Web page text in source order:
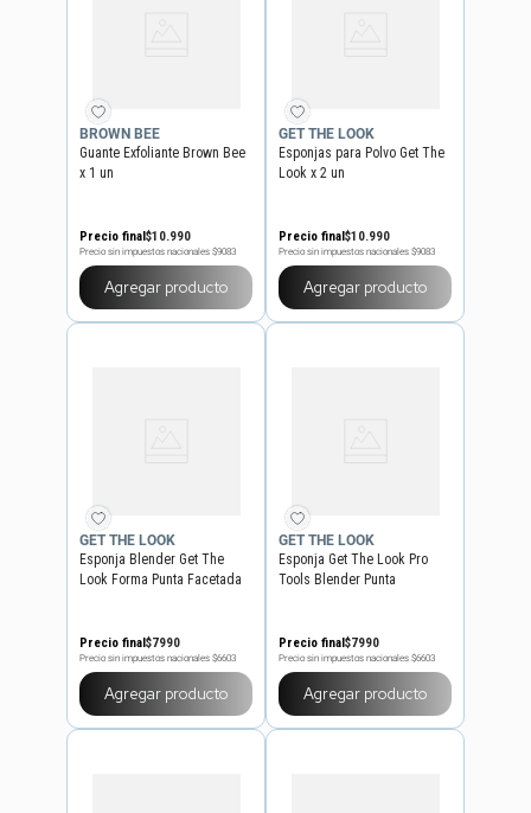
BROWN BEE
Guante Exfoliante Brown Bee
x 1 un
Precio final$10.990
Precio sin impuestos nacionales $9083
Agregar producto
GET THE LOOK
Esponjas para Polvo Get The
Look x 2 un
Precio final$10.990
Precio sin impuestos nacionales $9083
Agregar producto
GET THE LOOK
Esponja Blender Get The
Look Forma Punta Facetada
Precio final$7990
Precio sin impuestos nacionales $6603
Agregar producto
GET THE LOOK
Esponja Get The Look Pro
Tools Blender Punta
Precio final$7990
Precio sin impuestos nacionales $6603
Agregar producto